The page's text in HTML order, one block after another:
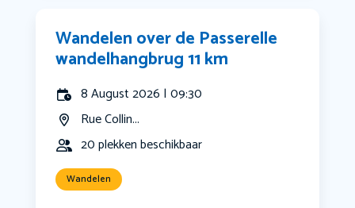
Wandelen over de Passerelle
wandelhangbrug 11 km
8 August 2026 | 09:30
Rue Collin...
20 plekken beschikbaar
Wandelen